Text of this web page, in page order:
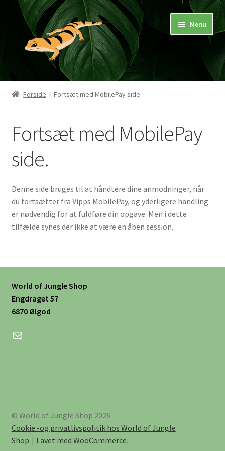
Spring
navigation
Spring
indhold
Menu
Hjem
Mærker
Pasningsvejledninger
Forside Fortsæt med MobilePay side.
Fortsæt med MobilePay
side.
Denne side bruges til at håndtere dine anmodninger, når
du fortsætter fra Vipps MobilePay, og yderligere handling
er nødvendig for at fuldføre din opgave. Men i dette
tilfælde synes der ikke at være en åben session.
World of Jungle Shop
Engdraget 57
6870 Ølgod
Mail
© World of Jungle Shop 2026
Cookie -og privatlivspolitik hos World of Jungle
Shop
Lavet med WooCommerce.